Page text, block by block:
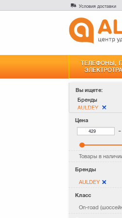
Условия доставки
ТЕЛЕФОНЫ,
Вы ищете:
Бренды
AULDEY
Цена
–
Товары в
Бренды
AULDEY
Класс
On-road